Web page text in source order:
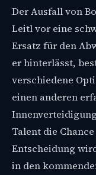
Der Ausfall von
Leitl vor eine
Ersatz für den
er hinterlässt,
verschiedene
einen anderen
Talent die
Entscheidung
in den